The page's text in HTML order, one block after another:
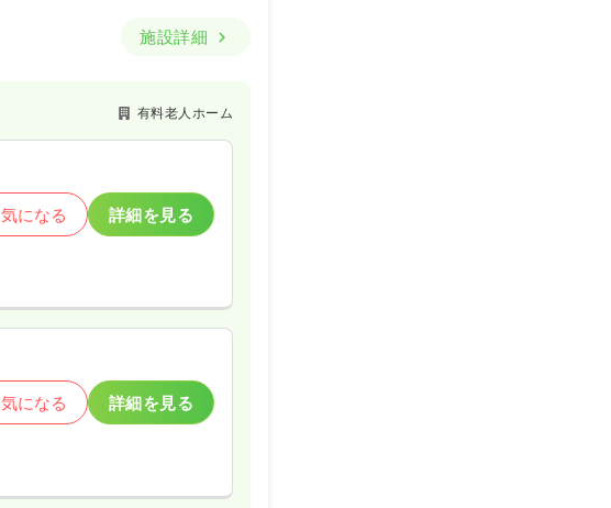
施設詳細
有料老人ホーム
気になる 詳細を見る
気になる 詳細を見る